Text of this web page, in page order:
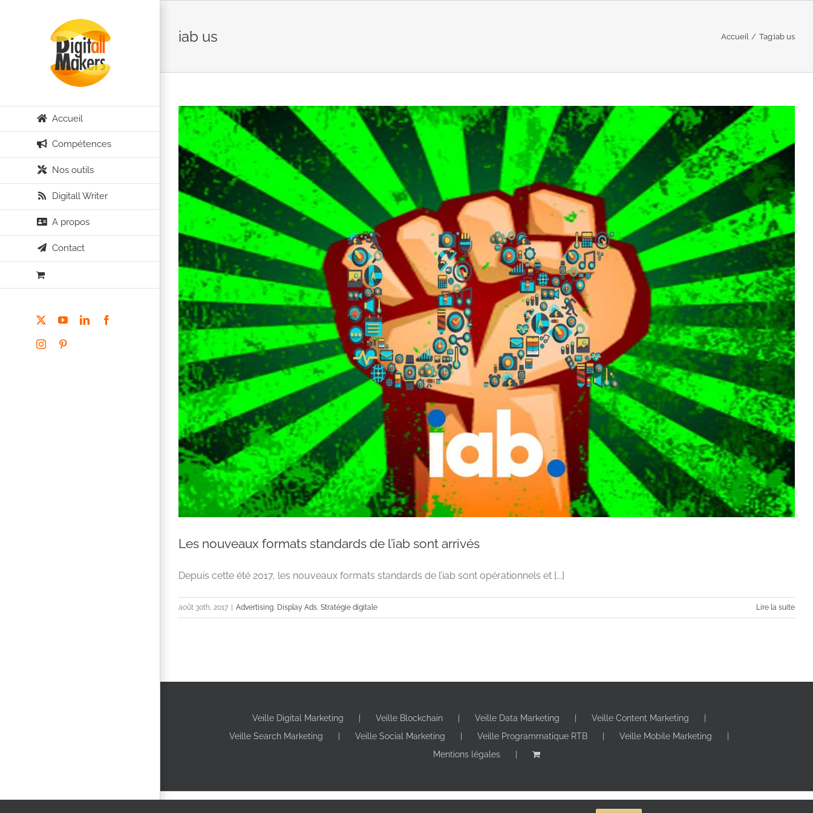
Accueil
Compétences
Nos outils
Digitall Writer
A propos
Contact
YouTubeLinkedIn
Instagram
iab us Accueil Tag:iab us
Advertising Display Ads Stratégie digitale
Les nouveaux formats standards de l’iab sont arrivés
Depuis cette été 2017, les nouveaux formats standards de l’iab sont opérationnels et [...]
août 30th, 2017 Advertising, Display Ads, Stratégie digitale Lire la suite
Veille Digital Marketing Veille Blockchain Veille Data Marketing
Veille Content Marketing
Veille Search Marketing
Veille Social Marketing Veille Programmatique RTB
Veille Mobile Marketing
Mentions légales